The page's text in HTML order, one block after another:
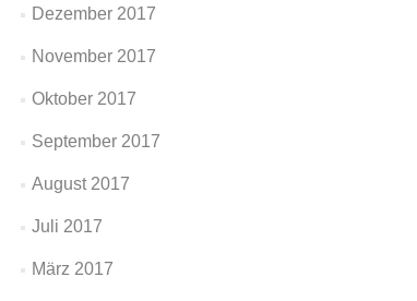
Dezember 2017
November 2017
Oktober 2017
September 2017
August 2017
Juli 2017
März 2017